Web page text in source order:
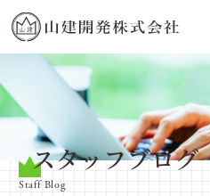
スタッフブログ
Staff Blog